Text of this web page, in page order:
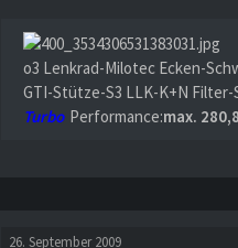
o3 Lenkrad-Milotec Ecken-
GTI-Stütze-S3 LLK-K+N Filter-
Turbo Performance:max.
26. September 2009